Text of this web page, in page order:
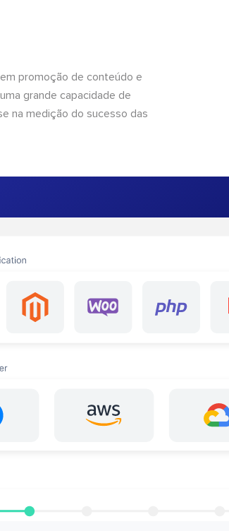
promoção de conteúdo e
grande capacidade de
na medição do sucesso das